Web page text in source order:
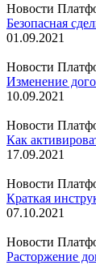
Новости
Безопасная
01.09.2021
Новости
Изменение
10.09.2021
Новости
Как
17.09.2021
Новости
Краткая
07.10.2021
Новости
Расторжение